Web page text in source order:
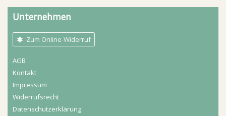
Unternehmen
Zum Online-Widerruf
AGB
Kontakt
Impressum
Widerrufs­recht
Daten­schutz­erklärung